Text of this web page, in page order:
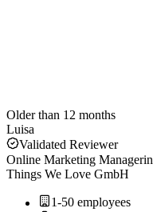
Older than 12 months
Luisa
Validated Reviewer
Online Marketing Managerin
Things We Love GmbH
1-50 employees